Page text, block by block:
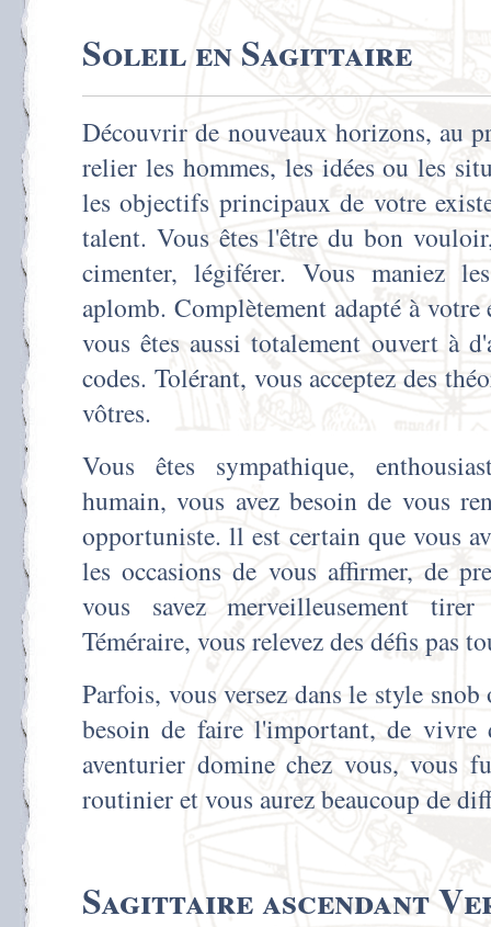
Soleil en Sagittaire
Découvrir de nouveaux horizons, au
relier les hommes, les idées ou les
les objectifs principaux de votre
talent. Vous êtes l'être du bon
cimenter, légiférer. Vous maniez
aplomb. Complètement adapté à
vous êtes aussi totalement ouvert à
codes. Tolérant, vous acceptez des
vôtres.
Vous êtes sympathique,
humain, vous avez besoin de vous
opportuniste. ll est certain que vous
les occasions de vous affirmer, de
vous savez merveilleusement
Téméraire, vous relevez des défis pas
Parfois, vous versez dans le style
besoin de faire l'important, de
aventurier domine chez vous, vous
routinier et vous aurez beaucoup de
Sagittaire ascendant